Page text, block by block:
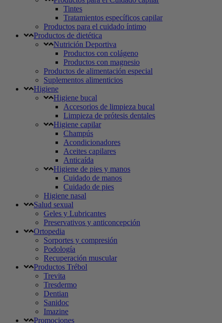
Tintes
Tratamientos específicos capilar
Productos para el cuidado íntimo
Productos de dietética
Nutrición Deportiva
Productos con colágeno
Productos con magnesio
Productos de alimentación especial
Suplementos alimenticios
Higiene
Higiene bucal
Accesorios de limpieza bucal
Limpieza de prótesis dentales
Higiene capilar
Champús
Acondicionadores
Aceites capilares
Anticaída
Higiene de pies y manos
Cuidado de manos
Cuidado de pies
Higiene nasal
Salud sexual
Geles y Lubricantes
Preservativos y anticoncepción
Ortopedia
Sorportes y compresión
Podología
Recuperación muscular
Productos Trébol
Trevita
Tresdermo
Dentian
Sanidoc
Imazine
Promociones